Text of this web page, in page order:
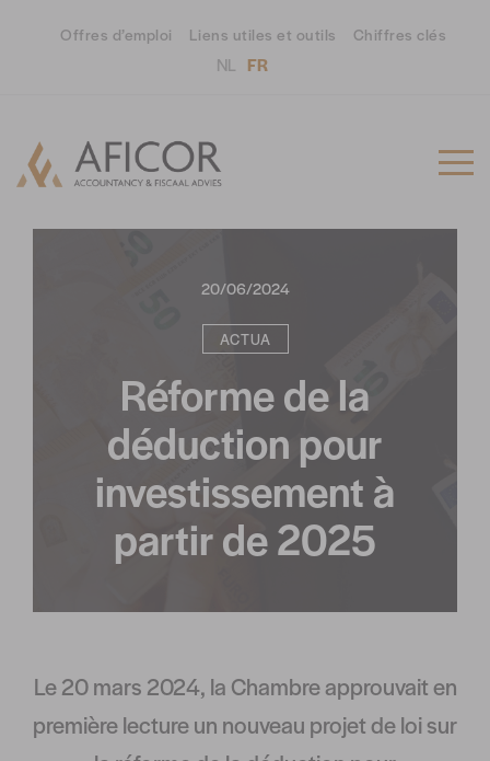
Offres d’emploi Liens utiles et outils Chiffres clés
NL FR
20/06/2024
ACTUA
Réforme de la
déduction pour
investissement à
partir de 2025
Le 20 mars 2024, la Chambre approuvait en
première lecture un nouveau projet de loi sur